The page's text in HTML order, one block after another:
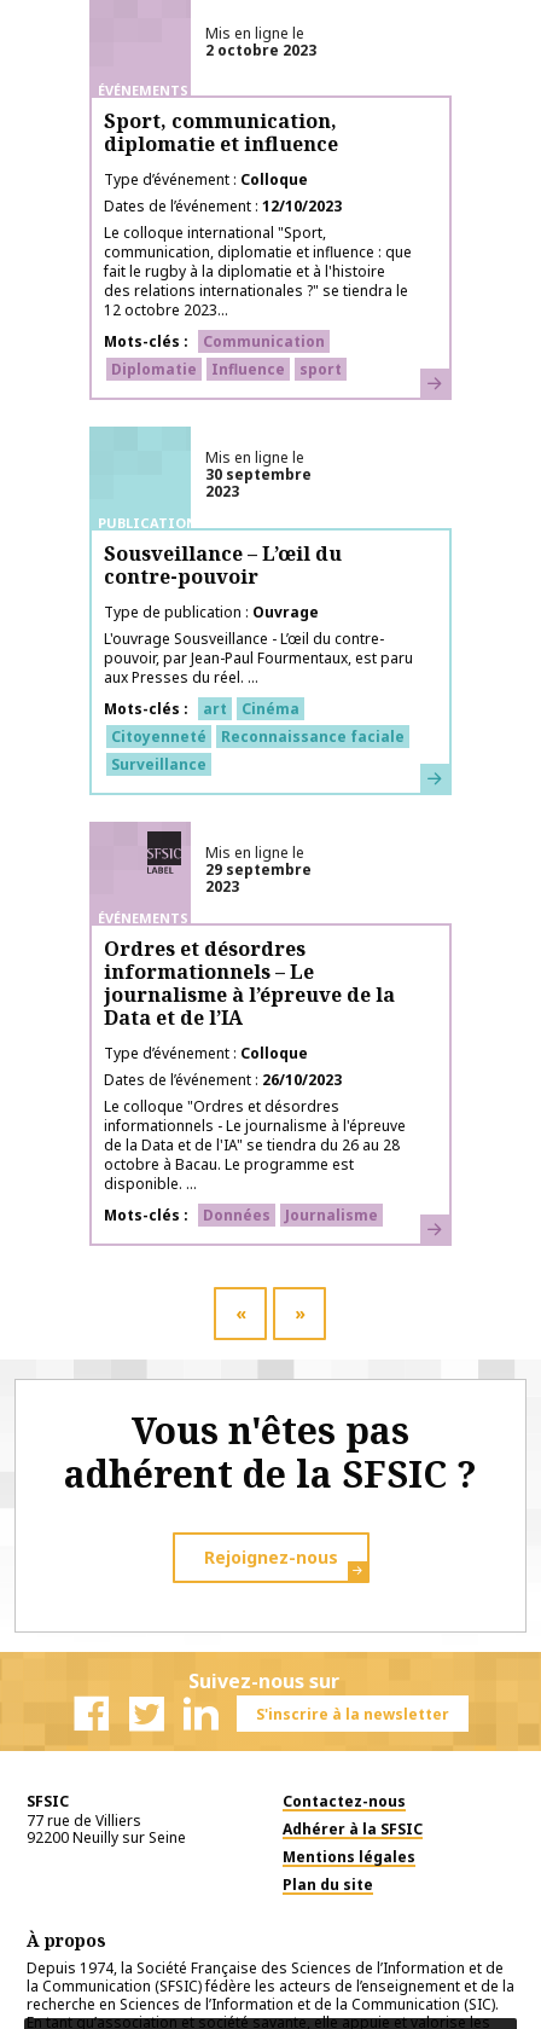
ÉVÉNEMENTS
Mis en ligne le
2 octobre 2023
Sport, communication,
diplomatie et influence
Type d’événement Colloque
Dates de l’événement 12/10/2023
Le colloque international "Sport,
communication, diplomatie et influence : que
fait le rugby à la diplomatie et à l'histoire
des relations internationales ?" se tiendra le
12 octobre 2023...
Mots-clés
Communication
Diplomatie
Influence sport En savoir plus
PUBLICATIONS
Mis en ligne le
30 septembre
2023
Sousveillance – L’œil du
contre-pouvoir
Type de publication
Ouvrage
L'ouvrage Sousveillance - L’œil du contre-
pouvoir, par Jean-Paul Fourmentaux, est paru
aux Presses du réel. ...
Mots-clés
art
Cinéma
Citoyenneté
Reconnaissance faciale
Surveillance
En savoir plus
Labélisé SFSIC
ÉVÉNEMENTS
Mis en ligne le
29 septembre
2023
Ordres et désordres
informationnels – Le
journalisme à l’épreuve de la
Data et de l’IA
Type d’événement Colloque
Dates de l’événement 26/10/2023
Le colloque "Ordres et désordres
informationnels - Le journalisme à l'épreuve
de la Data et de l'IA" se tiendra du 26 au 28
octobre à Bacau. Le programme est
disponible. ...
Mots-clés
Données Journalisme En savoir plus
« »
Vous n'êtes pas
adhérent de la SFSIC ?
Rejoignez-nous
Suivez-nous sur
S'inscrire à la newsletter
SFSIC
77 rue de Villiers
92200Neuilly sur Seine
Contactez-nous
Adhérer à la SFSIC
Mentions légales
Plan du site
À propos
Depuis 1974, la Société Française des Sciences de l’Information et de
la Communication (SFSIC) fédère les acteurs de l’enseignement et de la
recherche en Sciences de l’Information et de la Communication (SIC).
En tant qu’association et société savante, elle appuie et valorise les